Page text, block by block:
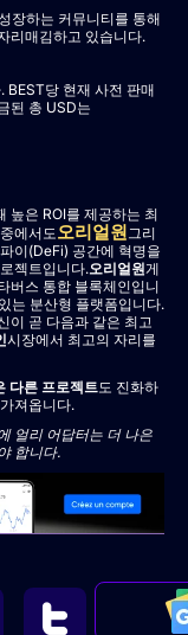
장하는 커뮤니티를 통해
리매김하고 있습니다.
BEST당 현재 사전 판매
된 총 USD는
높은 ROI를 제공하는 최
에서도오리얼원 그리
이(DeFi) 공간에 혁명을
젝트입니다.오리얼원게
버스 통합 블록체인입니
는 분산형 플랫폼입니다.
이 곧 다음과 같은 최고
시장에서 최고의 자리를
다른 프로젝트도 진화하
져옵니다.
얼리 어답터는 더 나은
합니다.